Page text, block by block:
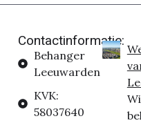
Contactinformatie:
Behanger
Leeuwarden
KVK:
58037640